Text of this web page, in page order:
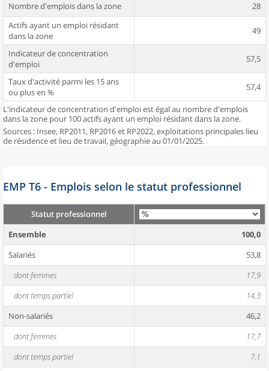
Nombre d'emplois dans la zone
28
Actifs ayant un emploi résidant
dans la zone
49
Indicateur de concentration
d'emploi
57,5
Taux d'activité parmi les 15 ans
ou plus en %
57,4
L'indicateur de concentration d'emploi est égal au nombre d'emplois
dans la zone pour 100 actifs ayant un emploi résidant dans la zone.
Sources : Insee, RP2011, RP2016 et RP2022, exploitations principales lieu
de résidence et lieu de travail, géographie au 01/01/2025.
EMP T6 - Emplois selon le statut professionnel
Statut professionnel
Ensemble
100,0
Salariés
53,8
dont femmes
17,9
dont temps partiel
14,3
Non-salariés
46,2
dont femmes
17,7
dont temps partiel
7,1